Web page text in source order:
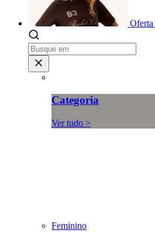
Oferta
Categoria
Ver tudo >
Feminino